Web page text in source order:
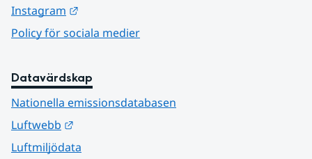
Instagram
Policy för sociala medier
Datavärdskap
Nationella emissionsdatabasen
Luftwebb
Luftmiljödata